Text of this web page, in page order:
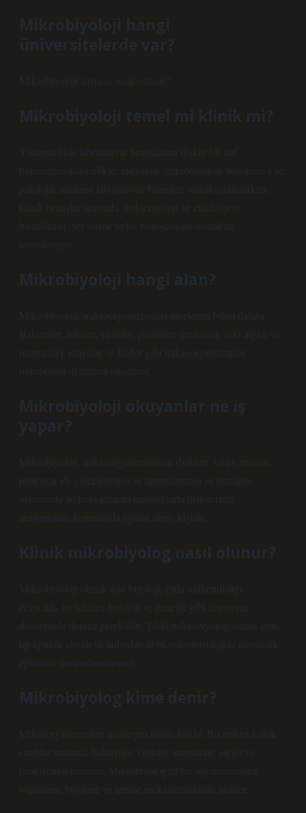
Mikrobiyoloji hangi
üniversitelerde var?
Mikrobiyoloji uzmanı nasıl olunur?
Mikrobiyoloji temel mi klinik mi?
Yönetmelikte laboratuvar branşlarına ilişkin bir atıf
bulunmamakla birlikte, radyoloji, mikrobiyoloji, biyokimya ve
patolojik anatomi laboratuvar branşları olarak sıralanırken,
klinik branşlar arasında ‘bakteriyoloji ve enfeksiyon
hastalıkları’ yer alıyor ve bu branşlara ait olanaklar
tanımlanıyor.
Mikrobiyoloji hangi alan?
Mikrobiyoloji, mikroorganizmaları inceleyen bilim dalıdır.
Bakteriler, arkeler, virüsler, protistler (protozoa, eski algler ve
mantarlar), mayalar ve küfler gibi mikroorganizmalar
mikrobiyoloji alanını oluşturur.
Mikrobiyoloji okuyanlar ne iş
yapar?
Mikrobiyolog, mikroorganizmaların (bakteri, virüs, mantar,
protozoa vb.) incelenmesi ve tanımlanması ve bunların
insanlarda ve hayvanlarda hastalıklarla ilişkilerinin
araştırılması konusunda eğitim almış kişidir.
Klinik mikrobiyolog nasıl olunur?
Mikrobiyolog olmak için biyoloji, gıda mühendisliği,
eczacılık, moleküler biyoloji ve genetik gibi üniversite
derslerinde derece gereklidir. Tıbbi mikrobiyolog olmak için
tıp eğitimi almalı ve ardından tıbbi mikrobiyolojide uzmanlık
eğitimini tamamlamalısınız.
Mikrobiyolog kime denir?
Mikroorganizmaları inceleyen bilim dalıdır. Bu mikroskobik
canlılar arasında bakteriler, virüsler, mantarlar, algler ve
protozoalar bulunur. Mikrobiyologlar bu organizmaların
yapılarını, büyüme ve üreme mekanizmalarını inceler.